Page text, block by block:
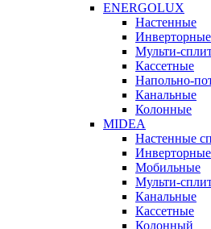
ENERGOLUX
Настенные
Инверторные
Мульти-
Кассетные
Напольно-
Канальные
Колонные
MIDEA
Настенные
Инверторные
Мобильные
Мульти-
Канальные
Кассетные
Колонный